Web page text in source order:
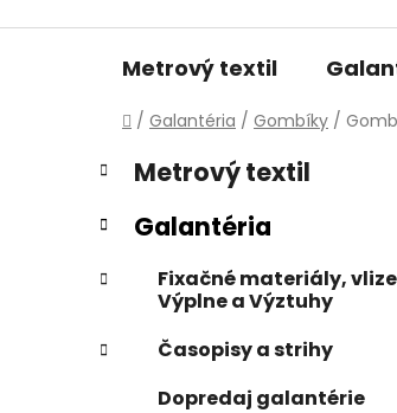
Metrový textil
Domov
/ Galantéria / Gombíky /
B
o
č
ý
a
Preskočiť
kategórie
K
a
t
e
ó
i
e
Metrový textil
Galantéria
Fixačné materiály,
Výplne a Výztuhy
Časopisy a strihy
Dopredaj galantérie